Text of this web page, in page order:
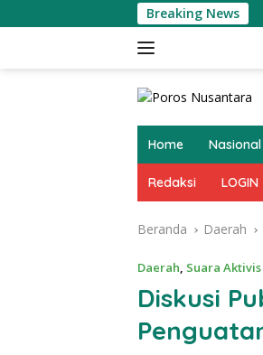
ke
Breaking News
Presiden
Home Nasional
Redaksi LOGIN
Beranda Daerah
Daerah, Suara Aktivis
Diskusi